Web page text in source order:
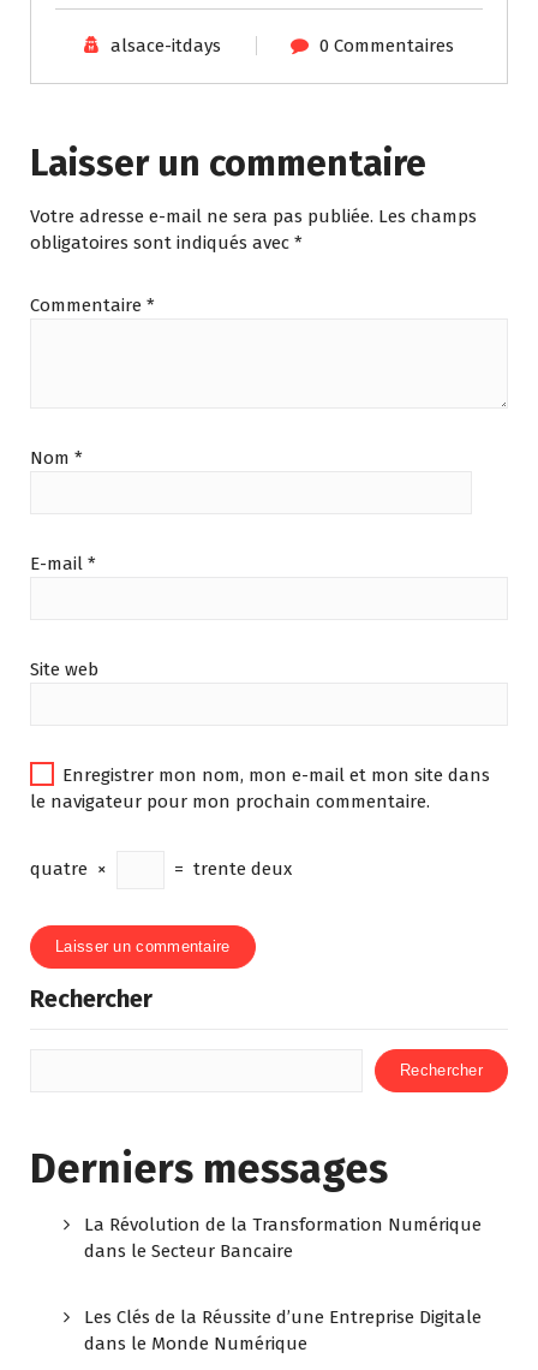
alsace-itdays 0 Commentaires
Laisser un commentaire
Votre adresse e-mail ne sera pas publiée. Les champs
obligatoires sont indiqués avec *
Commentaire *
Nom *
E-mail *
Site web
Enregistrer mon nom, mon e-mail et mon site dans
le navigateur pour mon prochain commentaire.
quatre × = trente deux
Rechercher
Rechercher
Derniers messages
La Révolution de la Transformation Numérique
dans le Secteur Bancaire
Les Clés de la Réussite d’une Entreprise Digitale
dans le Monde Numérique